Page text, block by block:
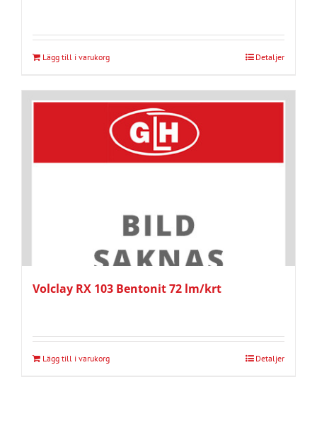
Lägg till i varukorg Detaljer
Volclay RX 103 Bentonit 72 lm/krt
Lägg till i varukorg Detaljer